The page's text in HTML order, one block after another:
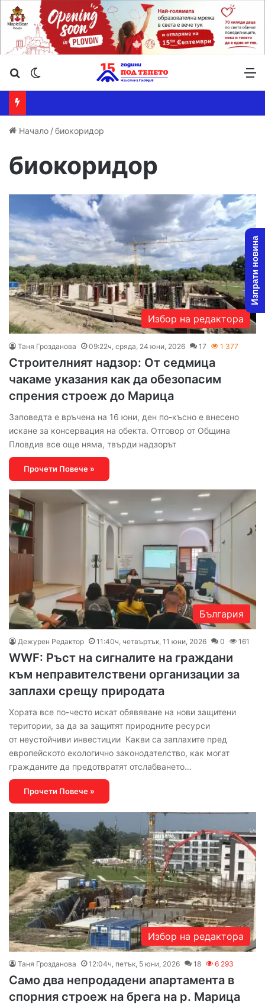
Търсене ...
Начало /биокоридор
биокоридор
Избор на редактора
Таня Грозданова 09:22ч, сряда, 24 юни, 2026 17 1 377
Строителният надзор: От седмица
чакаме указания как да обезопасим
спрения строеж до Марица
Заповедта е връчена на 16 юни, ден по-късно е внесено
искане за консервация на обекта. Отговор от Община
Пловдив все още няма, твърди надзорът
Прочети Повече »
България
Дежурен Редактор 11:40ч, четвъртък, 11 юни, 2026 0 161
WWF: Ръст на сигналите на граждани
към неправителствени организации за
заплахи срещу природата
Хората все по-често искат обявяване на нови защитени
територии, за да за защитят природните ресурси
от неустойчиви инвестиции Какви са заплахите пред
европейското екологично законодателство, как могат
гражданите да предотвратят отслабването…
Прочети Повече »
Избор на редактора
Таня Грозданова 12:04ч, петък, 5 юни, 2026 18 6 293
Само два непродадени апартамента в
спорния строеж на брега на р. Марица
Изпрати новина